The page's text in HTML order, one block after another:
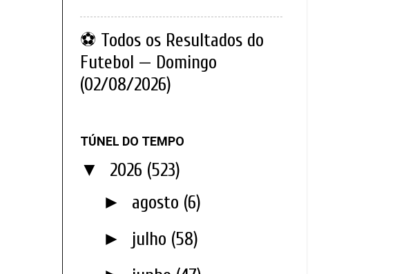
⚽ Todos os Resultados do
Futebol — Domingo
(02/08/2026)
TÚNEL DO TEMPO
▼ 2026 (523)
► agosto (6)
► julho (58)